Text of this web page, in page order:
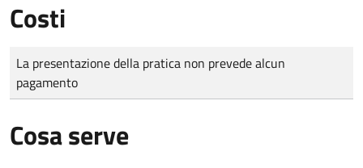
Costi
Tipo di pagamento
Importo
La presentazione della pratica non prevede alcun
pagamento
Cosa serve